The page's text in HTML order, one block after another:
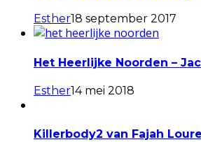
Esther18 september 2017
Het Heerlijke Noorden –
Esther14 mei 2018
Killerbody2 van Fajah